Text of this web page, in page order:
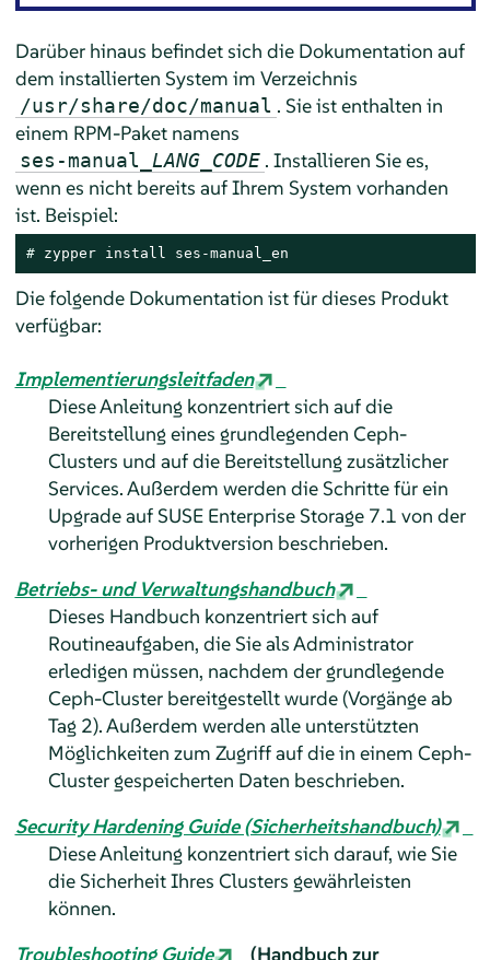
Darüber hinaus befindet sich die Dokumentation auf
dem installierten System im Verzeichnis
/usr/share/doc/manual . Sie ist enthalten in
einem RPM-Paket namens
ses-manual_ LANG_CODE . Installieren Sie es,
wenn es nicht bereits auf Ihrem System vorhanden
ist. Beispiel:
# zypper install ses-manual_en
Die folgende Dokumentation ist für dieses Produkt
verfügbar:
Implementierungsleitfaden
Diese Anleitung konzentriert sich auf die
Bereitstellung eines grundlegenden Ceph-
Clusters und auf die Bereitstellung zusätzlicher
Services. Außerdem werden die Schritte für ein
Upgrade auf SUSE Enterprise Storage 7.1 von der
vorherigen Produktversion beschrieben.
Betriebs- und Verwaltungshandbuch
Dieses Handbuch konzentriert sich auf
Routineaufgaben, die Sie als Administrator
erledigen müssen, nachdem der grundlegende
Ceph-Cluster bereitgestellt wurde (Vorgänge ab
Tag 2). Außerdem werden alle unterstützten
Möglichkeiten zum Zugriff auf die in einem Ceph-
Cluster gespeicherten Daten beschrieben.
Security Hardening Guide (Sicherheitshandbuch)
Diese Anleitung konzentriert sich darauf, wie Sie
die Sicherheit Ihres Clusters gewährleisten
können.
Troubleshooting Guide
(Handbuch zur